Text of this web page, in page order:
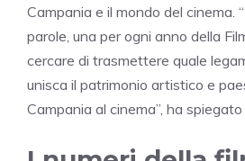
Campania e il mondo del cinema.
parole, una per ogni anno della
cercare di trasmettere quale
unisca il patrimonio artistico e
Campania al cinema”, ha spiegato